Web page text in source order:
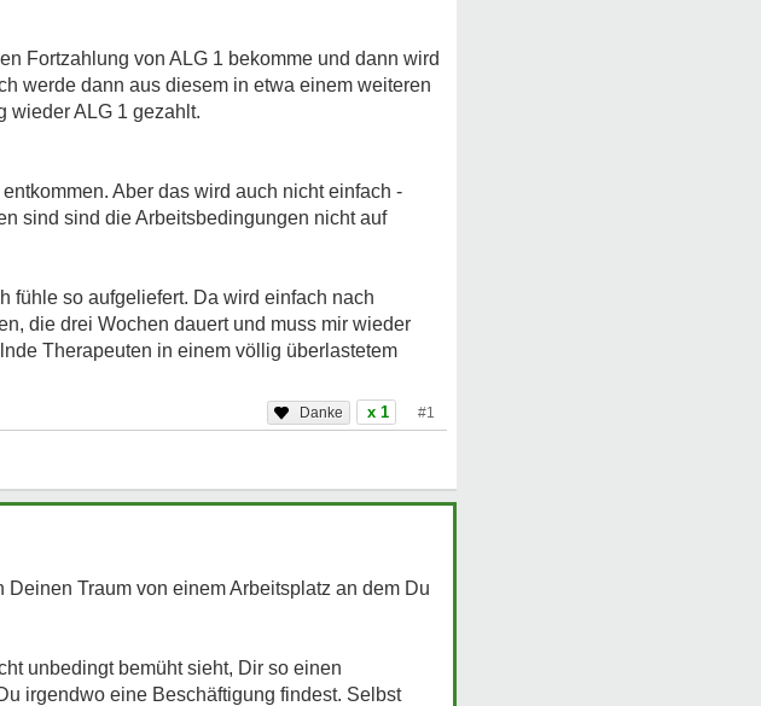
Fortzahlung von ALG 1 bekomme und dann wird
werde dann aus diesem in etwa einem weiteren
wieder ALG 1 gezahlt.
Aber das wird auch nicht einfach -
sind sind die Arbeitsbedingungen nicht auf
fühle so aufgeliefert. Da wird einfach nach
die drei Wochen dauert und muss mir wieder
Therapeuten in einem völlig überlastetem
x 1 #1
Traum von einem Arbeitsplatz an dem Du
unbedingt bemüht sieht, Dir so einen
irgendwo eine Beschäftigung findest. Selbst